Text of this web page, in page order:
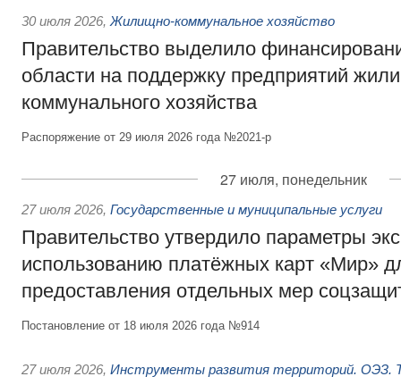
30 июля 2026, Жилищно-коммунальное хозяйство
Правительство выделило
области на поддержку предприятий
коммунального хозяйства
Распоряжение от 29 июля 2026 года №2021-р
27 июля, понедельник
27 июля 2026, Государственные и муниципальные услуги
Правительство утвердило параметры
использованию платёжных карт «Мир»
предоставления отдельных мер
Постановление от 18 июля 2026 года №914
27 июля 2026, Инструменты развития территорий. ОЭЗ.